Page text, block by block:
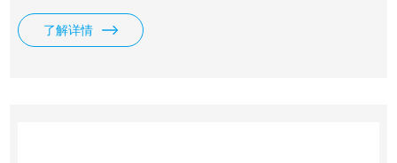
预测心血管疾病风险：通过监测血压变化，预测心脑血管疾病
发作的风险。 评估靶器官损害：判断高血压患者是否存在心
了解详情